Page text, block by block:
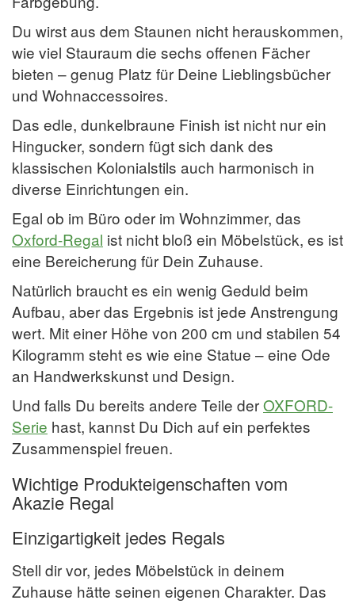
Du wirst aus dem Staunen nicht herauskommen,
wie viel Stauraum die sechs offenen Fächer
bieten – genug Platz für Deine Lieblingsbücher
und Wohnaccessoires.
Das edle, dunkelbraune Finish ist nicht nur ein
Hingucker, sondern fügt sich dank des
klassischen Kolonialstils auch harmonisch in
diverse Einrichtungen ein.
Egal ob im Büro oder im Wohnzimmer, das
Oxford-Regal ist nicht bloß ein Möbelstück, es ist
eine Bereicherung für Dein Zuhause.
Natürlich braucht es ein wenig Geduld beim
Aufbau, aber das Ergebnis ist jede Anstrengung
wert. Mit einer Höhe von 200 cm und stabilen 54
Kilogramm steht es wie eine Statue – eine Ode
an Handwerkskunst und Design.
Und falls Du bereits andere Teile derOXFORD-
Serie hast, kannst Du Dich auf ein perfektes
Zusammenspiel freuen.
Wichtige Produkteigenschaften vom
Akazie Regal
Einzigartigkeit jedes Regals
Stell dir vor, jedes Möbelstück in deinem
Zuhause hätte seinen eigenen Charakter. Das